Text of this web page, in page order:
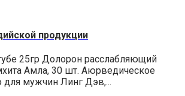
продукции
25гр Долорон расслабляющий
Амла, 30 шт. Аюрведическое
для мужчин Линг Дэв,...